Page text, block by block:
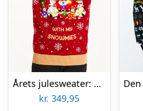
Årets julesweater: Walking Around With My Snowmies LED – dame / kvinder. Ugly Christmas Sweater lavet i Danmark
kr. 349,95